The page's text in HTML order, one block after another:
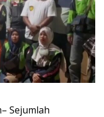
Sejumlah